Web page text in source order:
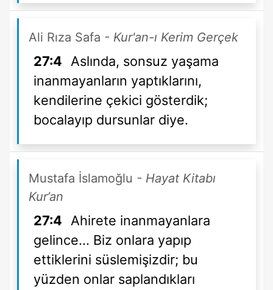
Ali Rıza Safa - Kur'an-ı Kerim Gerçek
27:4
Aslında, sonsuz yaşama
inanmayanların yaptıklarını,
kendilerine çekici gösterdik;
bocalayıp dursunlar diye.
Mustafa İslamoğlu - Hayat Kitabı
Kur’an
27:4
Ahirete inanmayanlara
gelince... Biz onlara yapıp
ettiklerini süslemişizdir; bu
yüzden onlar saplandıkları